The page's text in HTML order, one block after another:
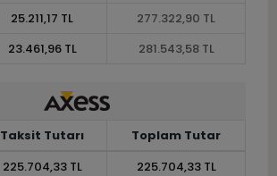
25.211,17 TL
277.322,90 TL
23.461,96 TL 281.543,58 TL
Taksit Tutarı
Toplam Tutar
225.704,33 TL
225.704,33 TL